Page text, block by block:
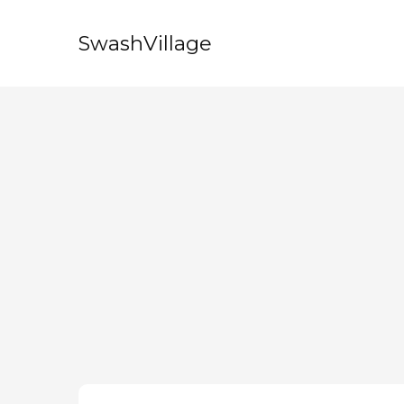
SwashVillage